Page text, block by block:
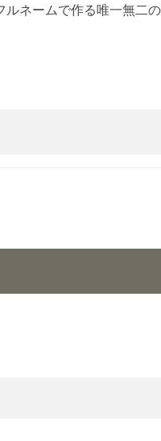
ネームで作る唯一無二